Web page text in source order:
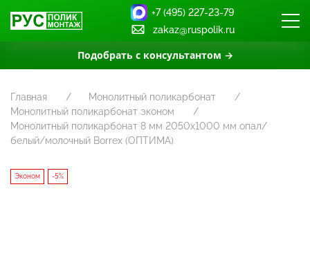
Подобрать с консультантом →
+7 (495) 227-23-79
zakaz@ruspolik.ru
Главная
Монолитный поликарбонат
Монолитный поликарбонат эконом
Монолитный поликарбонат 8 мм 2050х1000 мм опал/
белый/молочный Borrex (ОПТИМА)
Эконом -5%